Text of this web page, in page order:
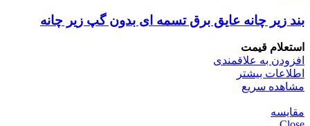
بند زیر چانه عایق برق تسمه ای بدون گپ زیر چانه
استعلام قیمت
افزودن به علاقمندی
اطلاعات بیشتر
مشاهده سریع
مقایسه